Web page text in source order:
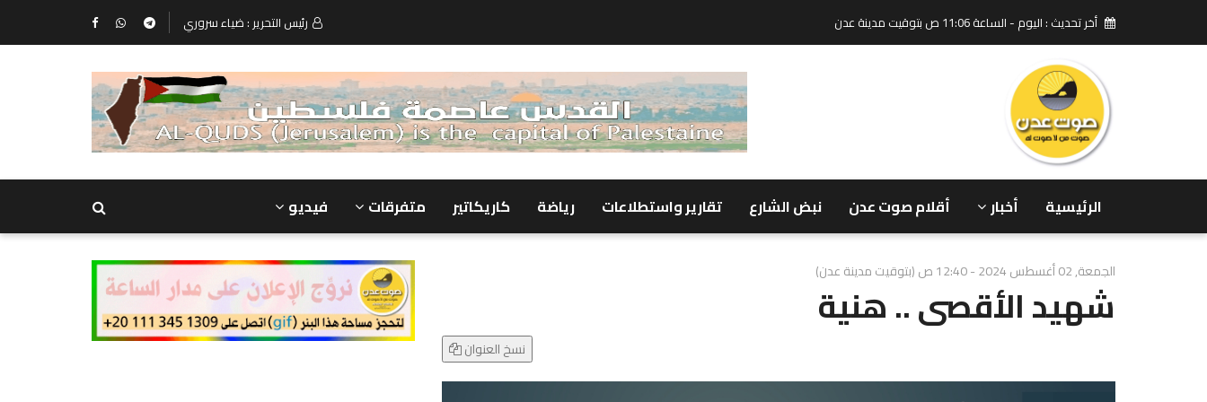
أخر تحديث : اليوم - الساعة 11:06 ص بتوقيت مدينة عدن رئيس التحرير : ضياء سروري
الرئيسية أخبار أقلام صوت عدن نبض الشارع تقارير واستطلاعات رياضة كاريكاتير متفرقات فيديو
الجمعة, 02 أغسطس 2024 - 12:40 ص (بتوقيت مدينة عدن)
شهيد الأقصى .. هنية
نسخ العنوان